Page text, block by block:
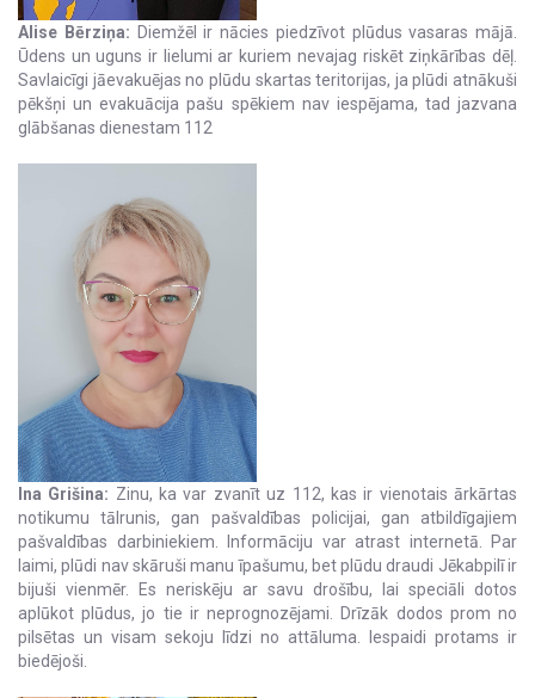
Alise Bērziņa: Diemžēl ir nācies piedzīvot plūdus vasaras mājā.
Ūdens un uguns ir lielumi ar kuriem nevajag riskēt ziņkārības dēļ.
Savlaicīgi jāevakuējas no plūdu skartas teritorijas, ja plūdi atnākuši
pēkšņi un evakuācija pašu spēkiem nav iespējama, tad jazvana
glābšanas dienestam 112
Ina Grišina: Zinu, ka var zvanīt uz 112, kas ir vienotais ārkārtas
notikumu tālrunis, gan pašvaldības policijai, gan atbildīgajiem
pašvaldības darbiniekiem. Informāciju var atrast internetā. Par
laimi, plūdi nav skāruši manu īpašumu, bet plūdu draudi Jēkabpilī ir
bijuši vienmēr. Es neriskēju ar savu drošību, lai speciāli dotos
aplūkot plūdus, jo tie ir neprognozējami. Drīzāk dodos prom no
pilsētas un visam sekoju līdzi no attāluma. Iespaidi protams ir
biedējoši.